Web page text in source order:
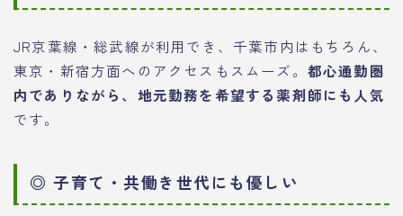
JR京葉線・総武線が利用でき、千葉市内はもちろん、
東京・新宿方面へのアクセスもスムーズ。 都心通勤圏
内でありながら、地元勤務を希望する薬剤師にも人気
です。
◎ 子育て・共働き世代にも優しい